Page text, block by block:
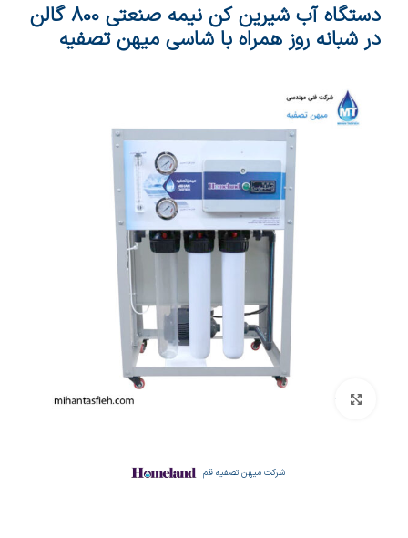
دستگاه آب شیرین کن نیمه صنعتی 800 گالن
در شبانه روز همراه با شاسی میهن تصفیه
بزرگنمایی تصویر
شرکت میهن تصفیه قم